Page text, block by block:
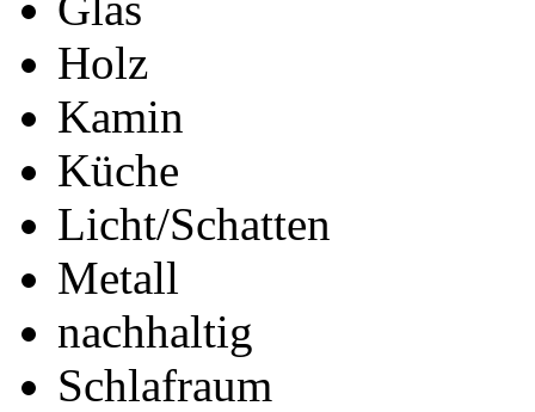
Holz
Kamin
Küche
Licht/Schatten
Metall
nachhaltig
Schlafraum